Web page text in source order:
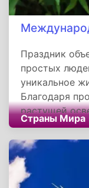
Праздник
простых
уникальное
Благодаря
растущей
панды
Сохранение
спасение
целой
являемся.
Страны Мира